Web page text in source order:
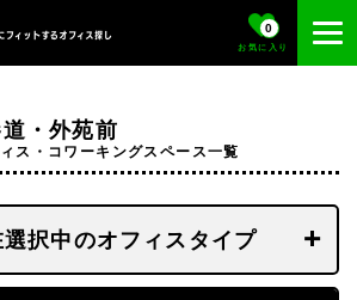
お気に入り
0
・外苑前
ス・コワーキングスペース一覧
選択中のオフィスタイプ